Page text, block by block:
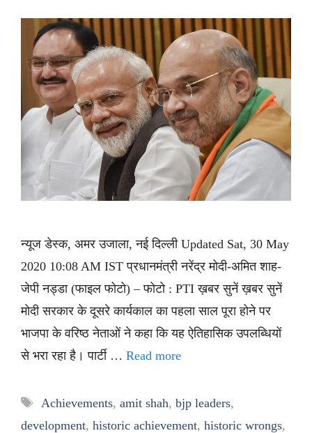
न्यूज डेस्क, अमर उजाला, नई दिल्ली Updated Sat, 30 May
2020 10:08 AM IST प्रधानमंत्री नरेंद्र मोदी-अमित शाह-
जेपी नड्डा (फाइल फोटो) – फोटो : PTI ख़बर सुनें ख़बर सुनें
मोदी सरकार के दूसरे कार्यकाल का पहला साल पूरा होने पर
भाजपा के वरिष्ठ नेताओं ने कहा कि यह ऐतिहासिक उपलब्धियों
से भरा रहा है। पार्टी … Read more
Tags
Achievements, amit shah, bjp leaders,
development, historic achievement, historic wrongs,